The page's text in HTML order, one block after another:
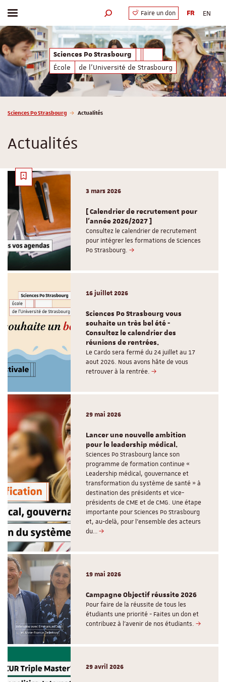
Sciences Po Strasbourg
École
de l'Université de Strasbourg
Afficher / masquer le menu Moteur de recherche
Faire un don FR EN
Vous êtes ici :
Sciences Po Strasbourg Actualités
Actualités
3 mars 2026
[ Calendrier de recrutement pour
l'année 2026/2027 ]
Consultez le calendrier de recrutement
pour intégrer les formations de Sciences
Po Strasbourg.
16 juillet 2026
Sciences Po Strasbourg vous
souhaite un très bel été -
Consultez le calendrier des
réunions de rentrées.
Le Cardo sera fermé du 24 juillet au 17
aout 2026. Nous avons hâte de vous
retrouver à la rentrée.
29 mai 2026
Lancer une nouvelle ambition
pour le leadership médical.
Sciences Po Strasbourg lance son
programme de formation continue «
Leadership médical, gouvernance et
transformation du système de santé » à
destination des présidents et vice-
présidents de CME et de CMG. Une étape
importante pour Sciences Po Strasbourg
et, au-delà, pour l’ensemble des acteurs
du…
19 mai 2026
Campagne Objectif réussite 2026
Pour faire de la réussite de tous les
étudiants une priorité - Faites un don et
contribuez à l’avenir de nos étudiants.
29 avril 2026